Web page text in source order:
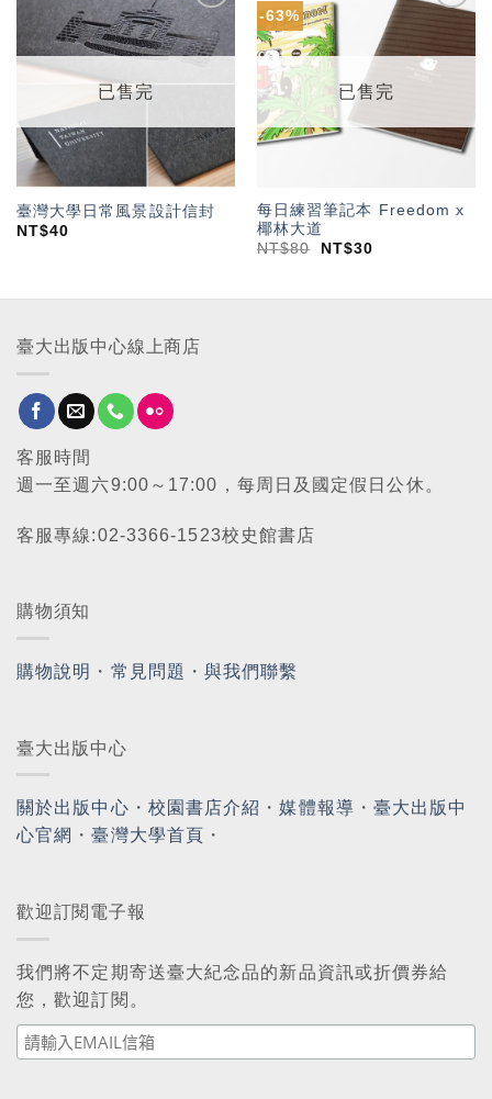
「願
望輕
已售完
臺灣大學日常風景設計信封
NT$40
-63%
「願
望輕
已售完
每日練習筆記本 Freedom x
椰林大道
NT$80 NT$30
臺大出版中心線上商店
客服時間
週一至週六9:00～17:00，每周日及國定假日公休。
客服專線:02-3366-1523校史館書店
購物須知
購物說明 ・ 常見問題 ・與我們聯繫
臺大出版中心
關於出版中心 ・ 校園書店介紹 ・媒體報導 ・ 臺大出版中
心官網 ・臺灣大學首頁 ・
歡迎訂閱電子報
我們將不定期寄送臺大紀念品的新品資訊或折價券給
您，歡迎訂閱。